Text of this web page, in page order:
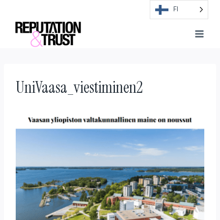
content
FI
UniVaasa_viestiminen2